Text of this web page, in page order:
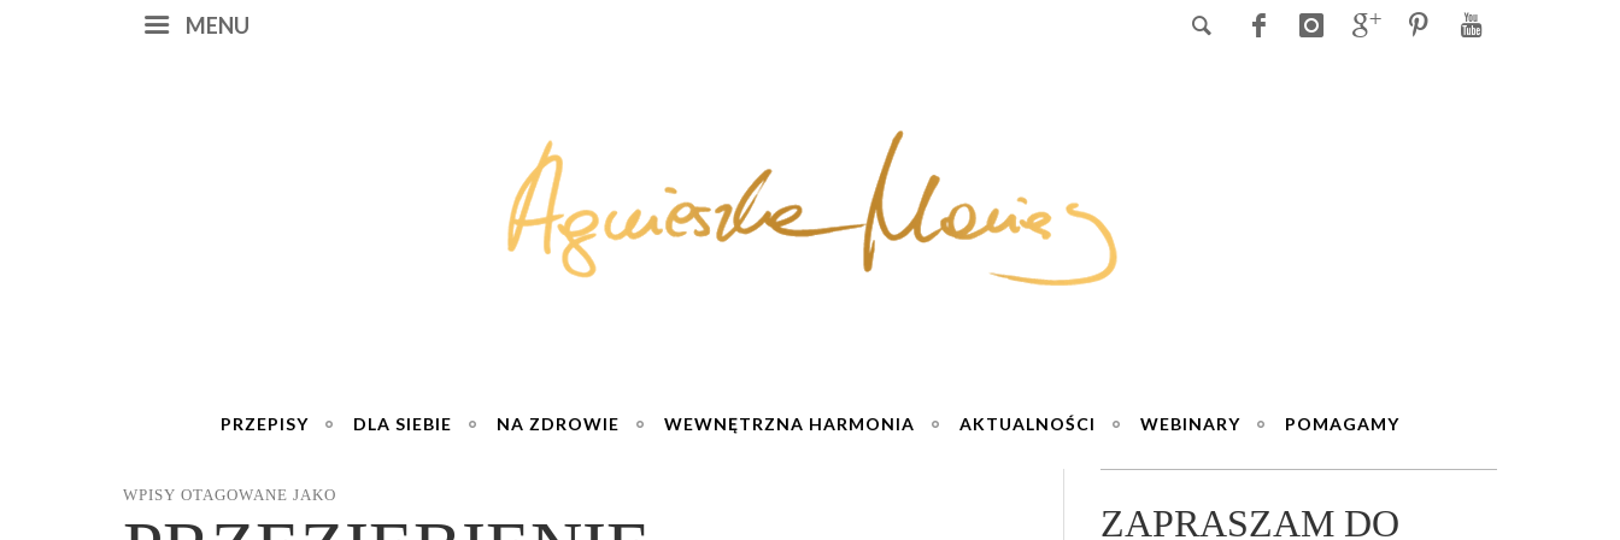
MENU
PRZEPISY DLA SIEBIE NA ZDROWIE WEWNĘTRZNA HARMONIA AKTUALNOŚCI WEBINARY POMAGAMY
WPISY OTAGOWANE JAKO
ZAPRASZAM DO